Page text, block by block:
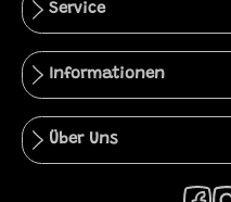
Service
Informationen
Über Uns